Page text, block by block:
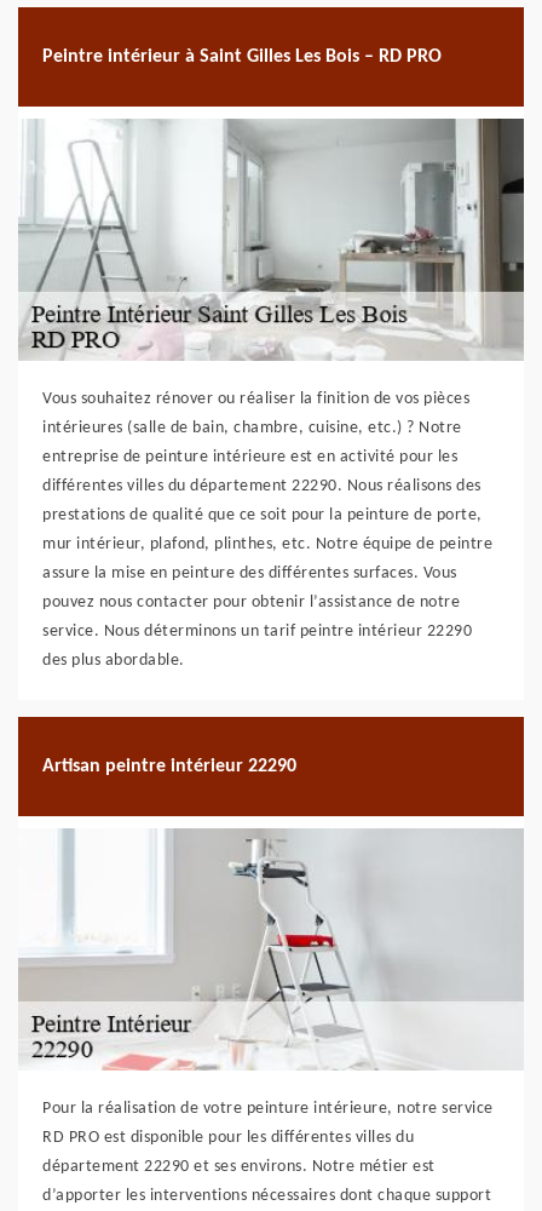
Peintre intérieur à Saint Gilles Les Bois – RD PRO
Vous souhaitez rénover ou réaliser la finition de vos pièces
intérieures (salle de bain, chambre, cuisine, etc.) ? Notre
entreprise de peinture intérieure est en activité pour les
différentes villes du département 22290. Nous réalisons des
prestations de qualité que ce soit pour la peinture de porte,
mur intérieur, plafond, plinthes, etc. Notre équipe de peintre
assure la mise en peinture des différentes surfaces. Vous
pouvez nous contacter pour obtenir l’assistance de notre
service. Nous déterminons un tarif peintre intérieur 22290
des plus abordable.
Artisan peintre intérieur 22290
Pour la réalisation de votre peinture intérieure, notre service
RD PRO est disponible pour les différentes villes du
département 22290 et ses environs. Notre métier est
d’apporter les interventions nécessaires dont chaque support